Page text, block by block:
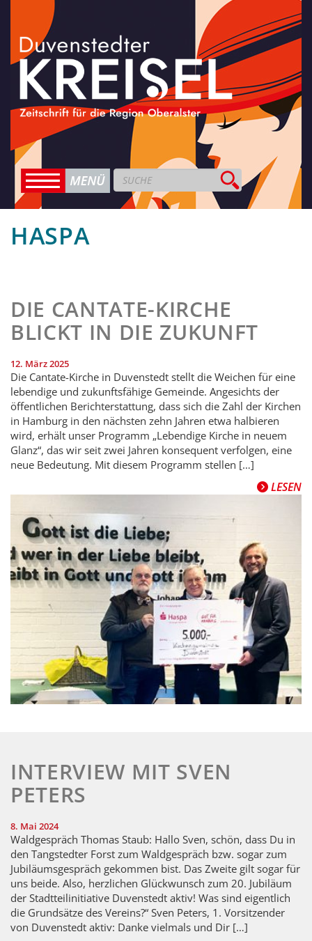
HASPA
DIE CANTATE-KIRCHE
BLICKT IN DIE ZUKUNFT
12. März 2025
Die Cantate-Kirche in Duvenstedt stellt die Weichen für eine
lebendige und zukunftsfähige Gemeinde. Angesichts der
öffentlichen Berichterstattung, dass sich die Zahl der Kirchen
in Hamburg in den nächsten zehn Jahren etwa halbieren
wird, erhält unser Programm „Lebendige Kirche in neuem
Glanz“, das wir seit zwei Jahren konsequent verfolgen, eine
neue Bedeutung. Mit diesem Programm stellen […]
LESEN
INTERVIEW MIT SVEN
PETERS
8. Mai 2024
Waldgespräch Thomas Staub: Hallo Sven, schön, dass Du in
den Tangstedter Forst zum Waldgespräch bzw. sogar zum
Jubiläumsgespräch gekommen bist. Das Zweite gilt sogar für
uns beide. Also, herzlichen Glückwunsch zum 20. Jubiläum
der Stadtteilinitiative Duvenstedt aktiv! Was sind eigentlich
die Grundsätze des Vereins?“ Sven Peters, 1. Vorsitzender
von Duvenstedt aktiv: Danke vielmals und Dir […]